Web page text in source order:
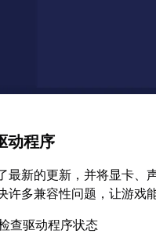
动程序
最新的更新，并将显卡、
许多兼容性问题，让游戏
查驱动程序状态